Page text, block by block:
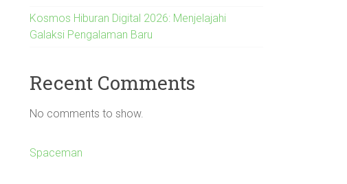
Kosmos Hiburan Digital 2026: Menjelajahi
Galaksi Pengalaman Baru
Recent Comments
No comments to show.
Spaceman